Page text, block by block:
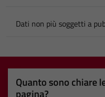
Dati non più soggetti a
Quanto sono chiare
pagina?